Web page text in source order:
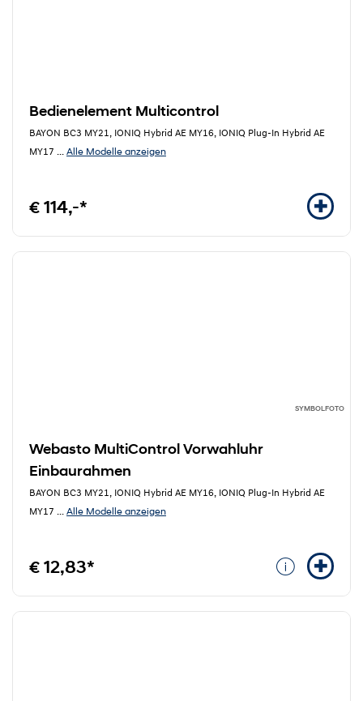
Bedienelement Multicontrol
BAYON BC3 MY21, IONIQ Hybrid AE MY16, IONIQ Plug-In Hybrid AE
MY17 ... Alle Modelle anzeigen
€ 114,-*
SYMBOLFOTO
Webasto MultiControl Vorwahluhr
Einbaurahmen
BAYON BC3 MY21, IONIQ Hybrid AE MY16, IONIQ Plug-In Hybrid AE
MY17 ... Alle Modelle anzeigen
€ 12,83*